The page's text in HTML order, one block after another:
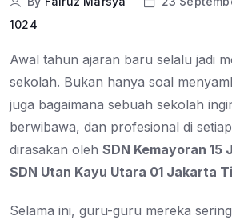
1024
Awal tahun ajaran baru selalu jadi
sekolah. Bukan hanya soal
juga bagaimana sebuah sekolah
berwibawa, dan profesional di
dirasakan oleh SDN Kemayoran 15
SDN Utan Kayu Utara 01 Jakarta
Selama ini, guru-guru mereka